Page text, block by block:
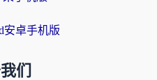
安卓手机版
们